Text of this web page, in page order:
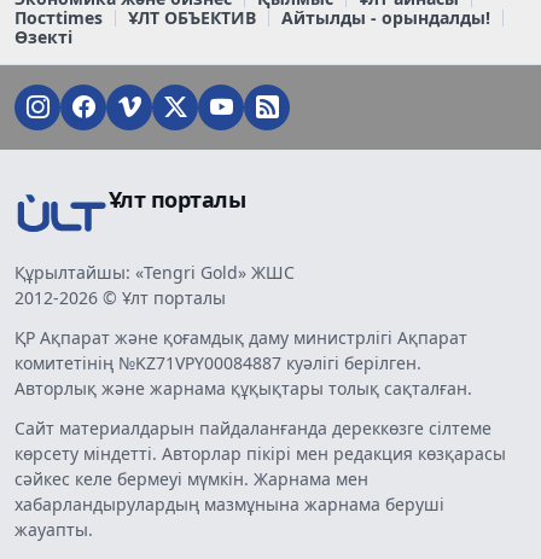
Постtimes
ҰЛТ ОБЪЕКТИВ
Айтылды - орындалды!
Өзекті
Ұлт порталы
Құрылтайшы: «Tengri Gold» ЖШС
2012-2026 © Ұлт порталы
ҚР Ақпарат және қоғамдық даму министрлігі Ақпарат
комитетінің №KZ71VPY00084887 куәлігі берілген.
Авторлық және жарнама құқықтары толық сақталған.
Сайт материалдарын пайдаланғанда дереккөзге сілтеме
көрсету міндетті. Авторлар пікірі мен редакция көзқарасы
сәйкес келе бермеуі мүмкін. Жарнама мен
хабарландырулардың мазмұнына жарнама беруші
жауапты.